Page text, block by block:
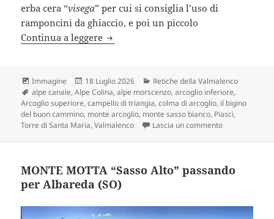
erba cera “visega” per cui si consiglia l’uso di
ramponcini da ghiaccio, e poi un piccolo
Continua a leggere MONTE ARCOGLIO e SASSO BIANCO
Formato
Immagine
Scritto
il
18 Luglio 2026 Categorie
Retiche della Valmalenco
Tag
alpe canale,Alpe Colina,alpe morscenzo,arcoglio inferiore,
Arcoglio superiore,campello di triangia,colma di arcoglio, il bigino
del buon cammino, monte arcoglio, monte sasso bianco, Piasci,
Torre di Santa Maria,Valmalenco Lascia un commentosu MONTE
MONTE MOTTA “Sasso Alto” passando
per Albareda (SO)